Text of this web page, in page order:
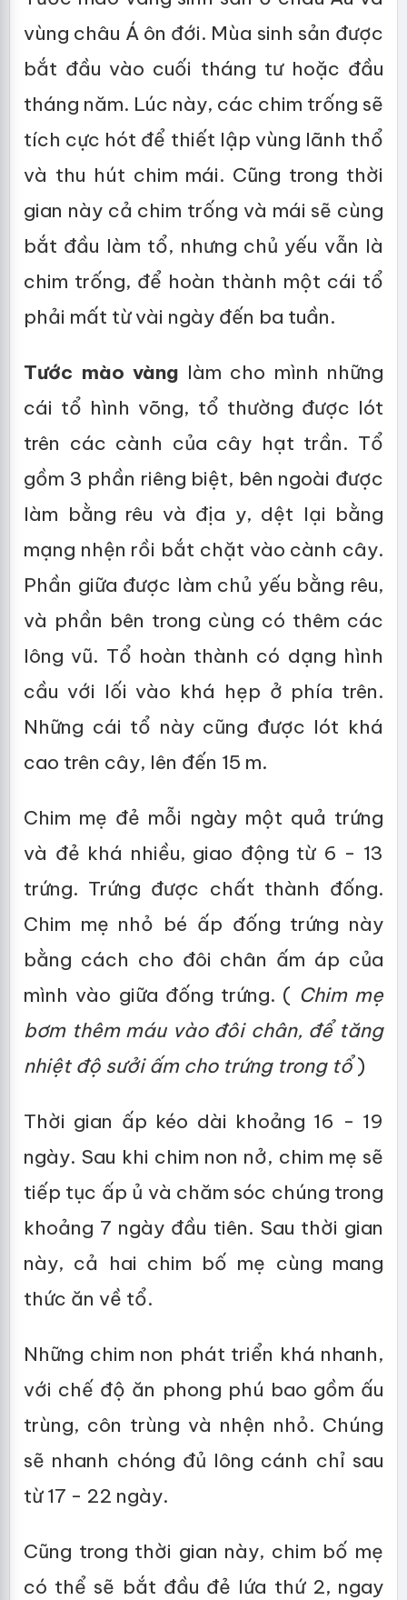
vùng châu Á ôn đới. Mùa sinh sản được
bắt đầu vào cuối tháng tư hoặc đầu
tháng năm. Lúc này, các chim trống sẽ
tích cực hót để thiết lập vùng lãnh thổ
và thu hút chim mái. Cũng trong thời
gian này cả chim trống và mái sẽ cùng
bắt đầu làm tổ, nhưng chủ yếu vẫn là
chim trống, để hoàn thành một cái tổ
phải mất từ vài ngày đến ba tuần.
Tước mào vàng làm cho mình những
cái tổ hình võng, tổ thường được lót
trên các cành của cây hạt trần. Tổ
gồm 3 phần riêng biệt, bên ngoài được
làm bằng rêu và địa y, dệt lại bằng
mạng nhện rồi bắt chặt vào cành cây.
Phần giữa được làm chủ yếu bằng rêu,
và phần bên trong cùng có thêm các
lông vũ. Tổ hoàn thành có dạng hình
cầu với lối vào khá hẹp ở phía trên.
Những cái tổ này cũng được lót khá
cao trên cây, lên đến 15 m.
Chim mẹ đẻ mỗi ngày một quả trứng
và đẻ khá nhiều, giao động từ 6 - 13
trứng. Trứng được chất thành đống.
Chim mẹ nhỏ bé ấp đống trứng này
bằng cách cho đôi chân ấm áp của
mình vào giữa đống trứng. ( Chim mẹ
bơm thêm máu vào đôi chân, để tăng
nhiệt độ sưởi ấm cho trứng trong tổ)
Thời gian ấp kéo dài khoảng 16 - 19
ngày. Sau khi chim non nở, chim mẹ sẽ
tiếp tục ấp ủ và chăm sóc chúng trong
khoảng 7 ngày đầu tiên. Sau thời gian
này, cả hai chim bố mẹ cùng mang
thức ăn về tổ.
Những chim non phát triển khá nhanh,
với chế độ ăn phong phú bao gồm ấu
trùng, côn trùng và nhện nhỏ. Chúng
sẽ nhanh chóng đủ lông cánh chỉ sau
từ 17 - 22 ngày.
Cũng trong thời gian này, chim bố mẹ
có thể sẽ bắt đầu đẻ lứa thứ 2, ngay